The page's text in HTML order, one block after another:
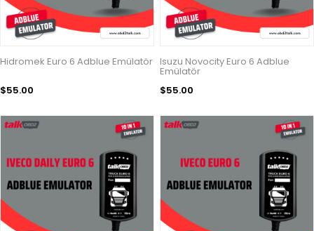
Hidromek Euro 6 Adblue Emülatör
$55.00
Isuzu Novocity Euro 6 Adblue
Emülatör
$55.00